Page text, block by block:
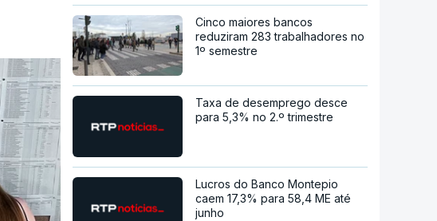
Cinco maiores bancos
reduziram 283 trabalhadores no
1º semestre
Taxa de desemprego desce
para 5,3% no 2.º trimestre
Lucros do Banco Montepio
caem 17,3% para 58,4 ME até
junho